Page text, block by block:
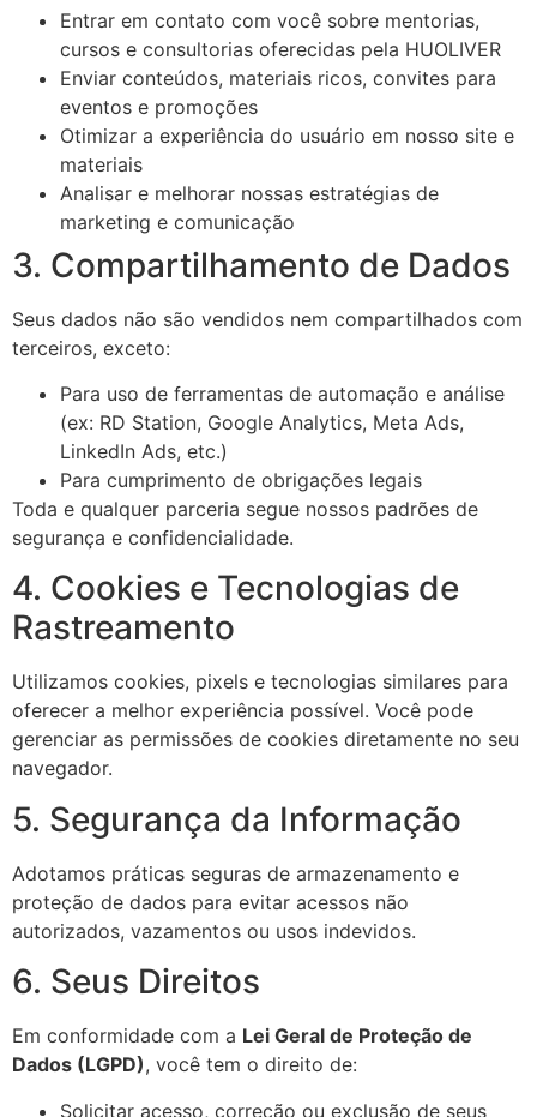
Entrar em contato com você sobre mentorias,
cursos e consultorias oferecidas pela HUOLIVER
Enviar conteúdos, materiais ricos, convites para
eventos e promoções
Otimizar a experiência do usuário em nosso site e
materiais
Analisar e melhorar nossas estratégias de
marketing e comunicação
3. Compartilhamento de Dados
Seus dados não são vendidos nem compartilhados com
terceiros, exceto:
Para uso de ferramentas de automação e análise
(ex: RD Station, Google Analytics, Meta Ads,
LinkedIn Ads, etc.)
Para cumprimento de obrigações legais
Toda e qualquer parceria segue nossos padrões de
segurança e confidencialidade.
4. Cookies e Tecnologias de
Rastreamento
Utilizamos cookies, pixels e tecnologias similares para
oferecer a melhor experiência possível. Você pode
gerenciar as permissões de cookies diretamente no seu
navegador.
5. Segurança da Informação
Adotamos práticas seguras de armazenamento e
proteção de dados para evitar acessos não
autorizados, vazamentos ou usos indevidos.
6. Seus Direitos
Em conformidade com a Lei Geral de Proteção de
Dados (LGPD), você tem o direito de:
Solicitar acesso, correção ou exclusão de seus